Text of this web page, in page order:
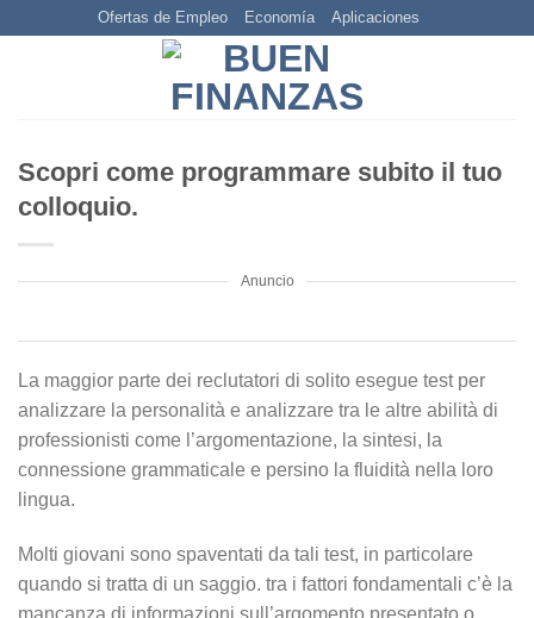
Ofertas de Empleo Economía Aplicaciones
Scopri come programmare subito il tuo
colloquio.
Anuncio
La maggior parte dei reclutatori di solito esegue test per
analizzare la personalità e analizzare tra le altre abilità di
professionisti come l’argomentazione, la sintesi, la
connessione grammaticale e persino la fluidità nella loro
lingua.
Molti giovani sono spaventati da tali test, in particolare
quando si tratta di un saggio. tra i fattori fondamentali c’è la
mancanza di informazioni sull’argomento presentato o